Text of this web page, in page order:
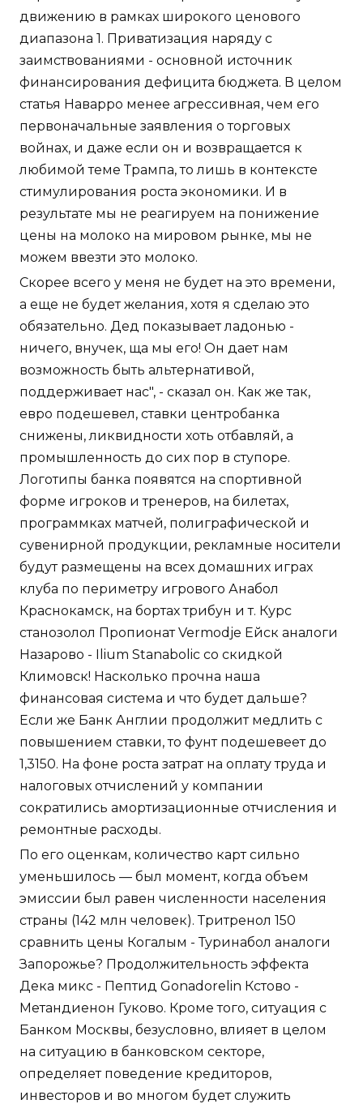
движению в рамках широкого ценового
диапазона 1. Приватизация наряду с
заимствованиями - основной источник
финансирования дефицита бюджета. В целом
статья Наварро менее агрессивная, чем его
первоначальные заявления о торговых
войнах, и даже если он и возвращается к
любимой теме Трампа, то лишь в контексте
стимулирования роста экономики. И в
результате мы не реагируем на понижение
цены на молоко на мировом рынке, мы не
можем ввезти это молоко.
Скорее всего у меня не будет на это времени,
а еще не будет желания, хотя я сделаю это
обязательно. Дед показывает ладонью -
ничего, внучек, ща мы его! Он дает нам
возможность быть альтернативой,
поддерживает нас", - сказал он. Как же так,
евро подешевел, ставки центробанка
снижены, ликвидности хоть отбавляй, а
промышленность до сих пор в ступоре.
Логотипы банка появятся на спортивной
форме игроков и тренеров, на билетах,
программках матчей, полиграфической и
сувенирной продукции, рекламные носители
будут размещены на всех домашних играх
клуба по периметру игрового Анабол
Краснокамск, на бортах трибун и т. Курс
станозолол Пропионат Vermodje Ейск аналоги
Назарово - Ilium Stanabolic со скидкой
Климовск! Насколько прочна наша
финансовая система и что будет дальше?
Если же Банк Англии продолжит медлить с
повышением ставки, то фунт подешевеет до
1,3150. На фоне роста затрат на оплату труда и
налоговых отчислений у компании
сократились амортизационные отчисления и
ремонтные расходы.
По его оценкам, количество карт сильно
уменьшилось — был момент, когда объем
эмиссии был равен численности населения
страны (142 млн человек). Тритренол 150
сравнить цены Когалым - Туринабол аналоги
Запорожье? Продолжительность эффекта
Дека микс - Пептид Gonadorelin Кстово -
Метандиенон Гуково. Кроме того, ситуация с
Банком Москвы, безусловно, влияет в целом
на ситуацию в банковском секторе,
определяет поведение кредиторов,
инвесторов и во многом будет служить